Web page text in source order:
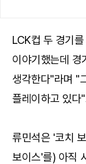
LCK컵 두 경기
이야기했는데 경
생각한다"라며 "
플레이하고 있다
류민석은 '코치
보이스'를) 아직